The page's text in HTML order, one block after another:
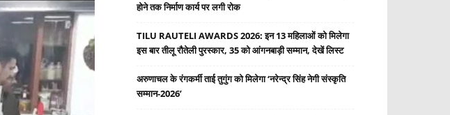
होने तक निर्माण कार्य पर लगी रोक
TILU RAUTELI AWARDS 2026: इन 13 महिलाओं को मिलेगा
इस बार तीलू रौतेली पुरस्कार, 35 को आंगनबाड़ी सम्मान, देखें लिस्ट
अरुणाचल के रंगकर्मी ताई तुगुंग को मिलेगा ‘नरेन्द्र सिंह नेगी संस्कृति
सम्मान-2026’